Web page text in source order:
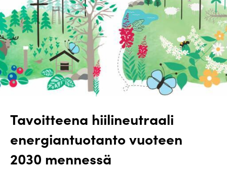
Tavoitteena hiilineutraali
energiantuotanto vuoteen
2030 mennessä